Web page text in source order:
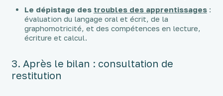
Le dépistage des troubles des apprentissages:
évaluation du langage oral et écrit, de la
graphomotricité, et des compétences en lecture,
écriture et calcul.
3. Après le bilan : consultation de
restitution